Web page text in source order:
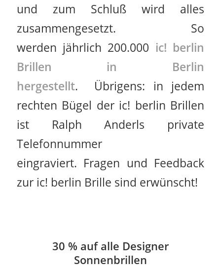
und zum Schluß wird alles
zusammengesetzt. So
werden jährlich 200.000 ic! berlin
Brillen in Berlin
hergestellt. Übrigens: in jedem
rechten Bügel der ic! berlin Brillen
ist Ralph Anderls private
Telefonnummer
eingraviert. Fragen und Feedback
zur ic! berlin Brille sind erwünscht!
30 % auf alle Designer
Sonnenbrillen